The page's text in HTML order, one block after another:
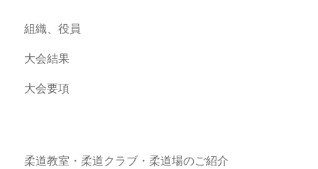
組織、役員
大会結果
大会要項
柔道教室・柔道クラブ・柔道場のご紹介